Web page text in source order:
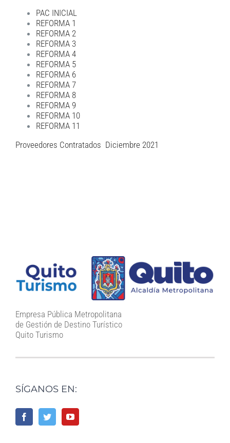
PAC INICIAL
REFORMA 1
REFORMA 2
REFORMA 3
REFORMA 4
REFORMA 5
REFORMA 6
REFORMA 7
REFORMA 8
REFORMA 9
REFORMA 10
REFORMA 11
Proveedores Contratados Diciembre 2021
Empresa Pública Metropolitana
de Gestión de Destino Turístico
Quito Turismo
SÍGANOS EN: